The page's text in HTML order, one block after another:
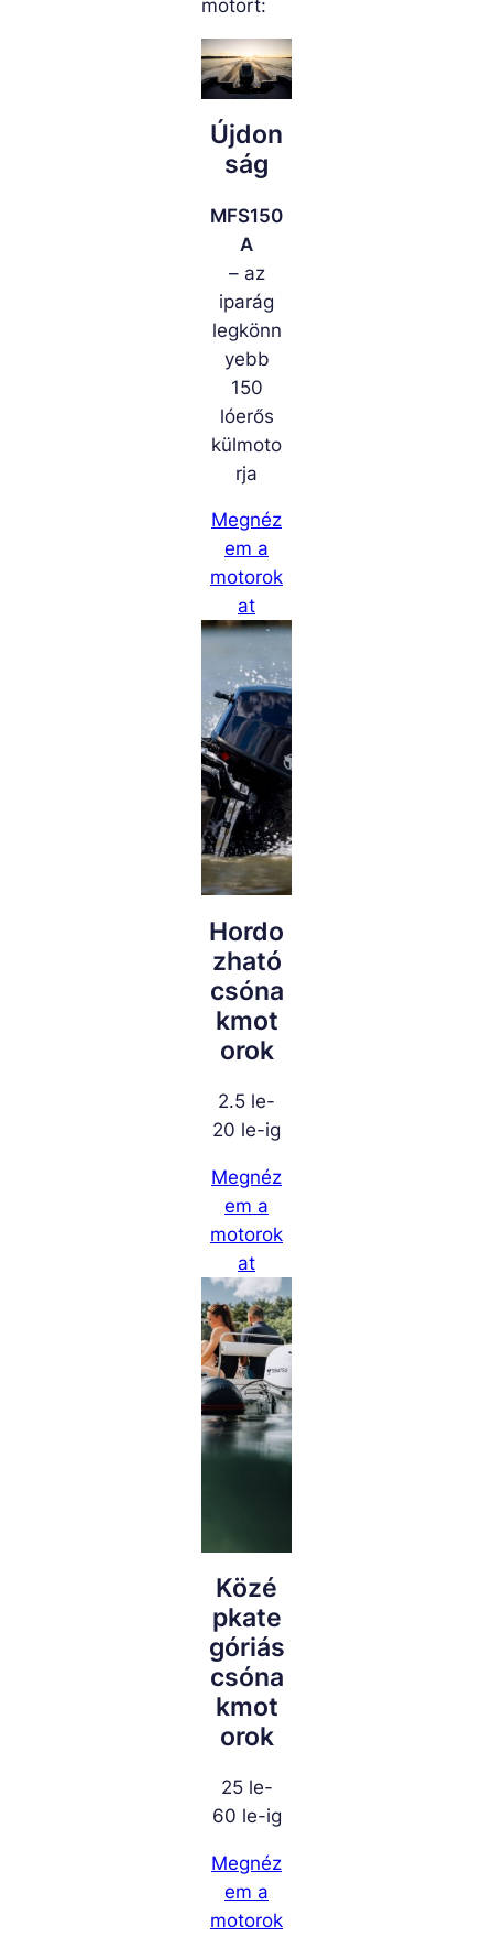
motort:
Újdon
ság
MFS150
A
– az
iparág
legkönn
yebb
150
lóerős
külmoto
rja
Megnéz
em a
motorok
at
Hordo
zható
csóna
kmot
orok
2.5 le-
20 le-ig
Megnéz
em a
motorok
at
Közé
pkate
góriás
csóna
kmot
orok
25 le-
60 le-ig
Megnéz
em a
motorok